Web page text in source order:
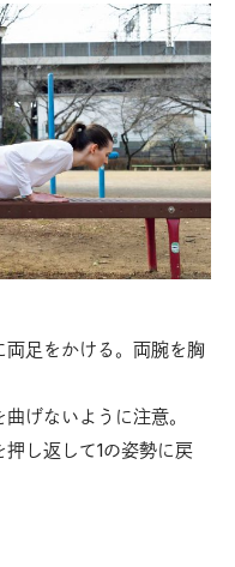
足をかける。両腕を胸
げないように注意。
し返して1の姿勢に戻